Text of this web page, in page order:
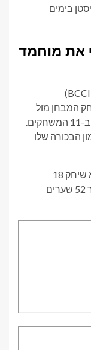
בימים
את מוחמד
המבחן מול
אפגניסטן, גורנור בראר צפוי להחליף אותו ב-11 המשחקים.
הבכורה שלו
בראר משחק בפנג'אב בקריקט מקומי. הוא שיחק 18
משחקים בקריקט מהשורה הראשונה ובחר 52 שערים